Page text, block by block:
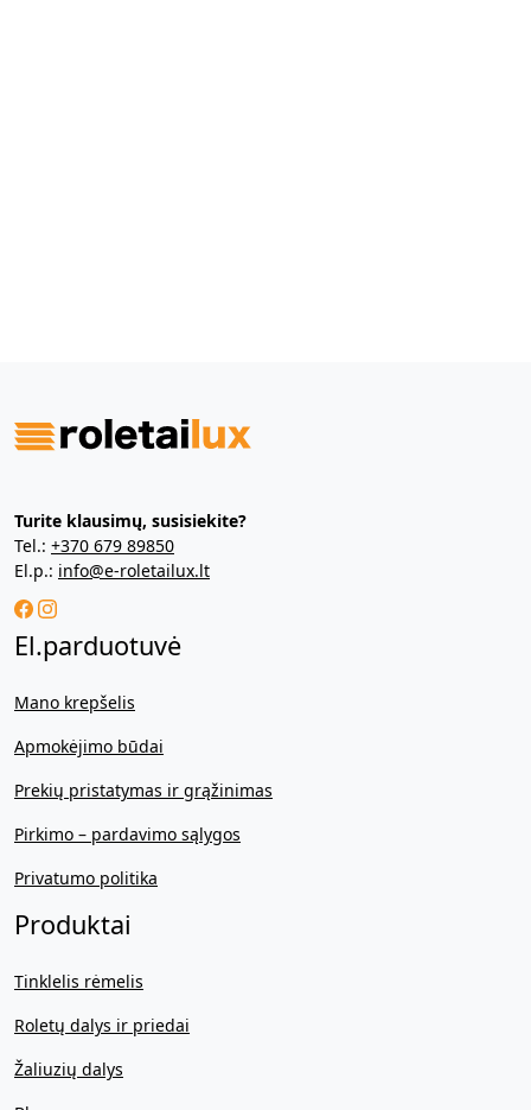
Turite klausimų, susisiekite?
Tel.: +370 679 89850
El.p.: info@e-roletailux.lt
El.parduotuvė
Mano krepšelis
Apmokėjimo būdai
Prekių pristatymas ir grąžinimas
Pirkimo – pardavimo sąlygos
Privatumo politika
Produktai
Tinklelis rėmelis
Roletų dalys ir priedai
Žaliuzių dalys